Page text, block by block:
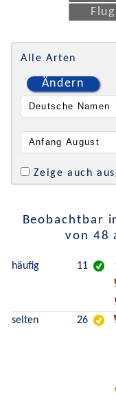
Alle Arten
Ändern
Zeige auch
Beobachtbar
von 48
häufig 11
selten 26